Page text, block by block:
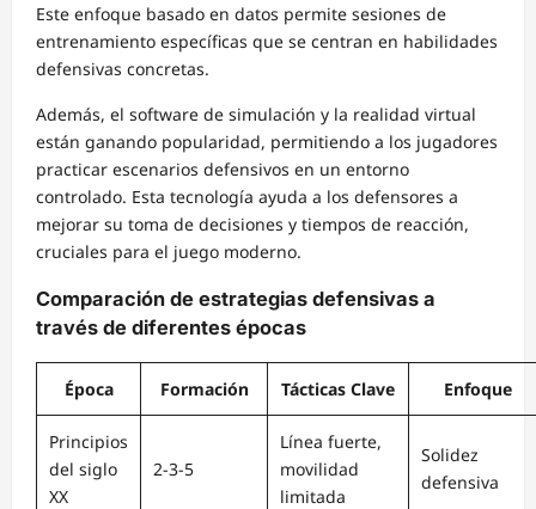
Este enfoque basado en datos permite sesiones de
entrenamiento específicas que se centran en habilidades
defensivas concretas.
Además, el software de simulación y la realidad virtual
están ganando popularidad, permitiendo a los jugadores
practicar escenarios defensivos en un entorno
controlado. Esta tecnología ayuda a los defensores a
mejorar su toma de decisiones y tiempos de reacción,
cruciales para el juego moderno.
Comparación de estrategias defensivas a
través de diferentes épocas
Época Formación Tácticas Clave Enfoque
Principios
del siglo
XX
2-3-5
Línea fuerte,
movilidad
limitada
Solidez
defensiva